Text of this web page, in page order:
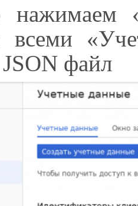
нажимаем
всеми
JSON файл